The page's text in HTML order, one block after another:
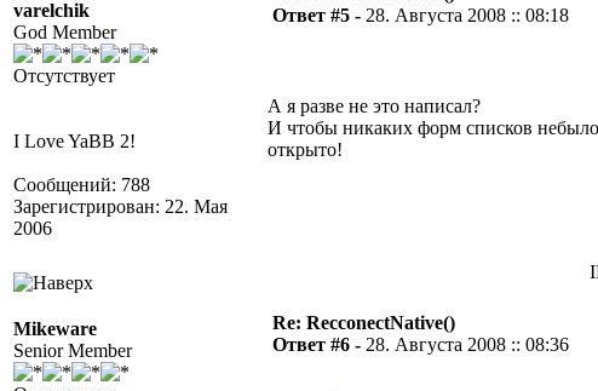
varelchik
God Member
Отсутствует
I Love YaBB 2!
Сообщений: 788
Зарегистрирован: 22. Мая
2006
Ответ #5 - 28. Августа 2008 :: 08:18
А я разве не это написал?
И чтобы никаких форм списков небыло
открыто!
Mikeware
Senior Member
Re: RecconectNative()
Ответ #6 - 28. Августа 2008 :: 08:36